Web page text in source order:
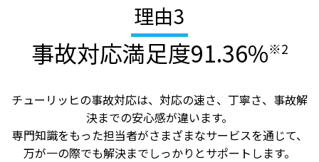
理由3
事故対応満足度91.36%※2
チューリッヒの事故対応は、対応の速さ、丁寧さ、事故解
決までの安心感が違います。
専門知識をもった担当者がさまざまなサービスを通じて、
万が一の際でも解決までしっかりとサポートします。